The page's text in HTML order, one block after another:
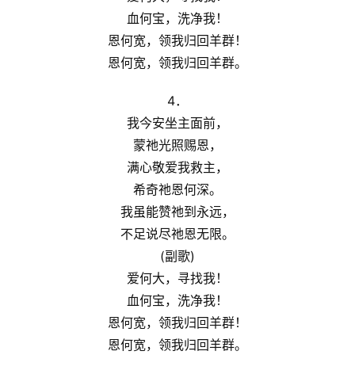
血何宝，洗净我！
恩何宽，领我归回羊群！
恩何宽，领我归回羊群。
4．
我今安坐主面前，
蒙祂光照赐恩，
满心敬爱我救主，
希奇祂恩何深。
我虽能赞祂到永远，
不足说尽祂恩无限。
(副歌)
爱何大，寻找我！
血何宝，洗净我！
恩何宽，领我归回羊群！
恩何宽，领我归回羊群。